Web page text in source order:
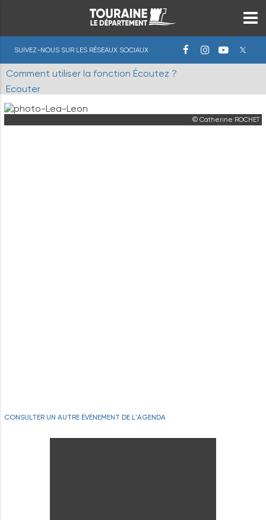
SUIVEZ-NOUS SUR LES RÉSEAUX SOCIAUX
Comment utiliser la fonction Écoutez ?
Ecouter
© Catherine ROCHET
CONSULTER UN AUTRE ÉVÉNEMENT DE L'AGENDA